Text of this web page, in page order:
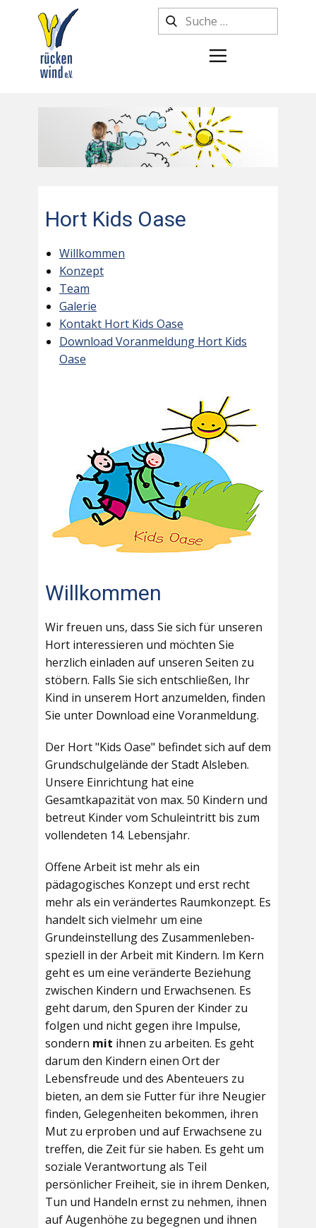
Hort Kids Oase
Willkommen
Konzept
Team
Galerie
Kontakt Hort Kids Oase
Download Voranmeldung Hort Kids
Oase
Willkommen
Wir freuen uns, dass Sie sich für unseren
Hort interessieren und möchten Sie
herzlich einladen auf unseren Seiten zu
stöbern. Falls Sie sich entschließen, Ihr
Kind in unserem Hort anzumelden, finden
Sie unter Download eine Voranmeldung.
Der Hort "Kids Oase" befindet sich auf dem
Grundschulgelände der Stadt Alsleben.
Unsere Einrichtung hat eine
Gesamtkapazität von max. 50 Kindern und
betreut Kinder vom Schuleintritt bis zum
vollendeten 14. Lebensjahr.
Offene Arbeit ist mehr als ein
pädagogisches Konzept und erst recht
mehr als ein verändertes Raumkonzept. Es
handelt sich vielmehr um eine
Grundeinstellung des Zusammenleben-
speziell in der Arbeit mit Kindern. Im Kern
geht es um eine veränderte Beziehung
zwischen Kindern und Erwachsenen. Es
geht darum, den Spuren der Kinder zu
folgen und nicht gegen ihre Impulse,
sondern mit ihnen zu arbeiten. Es geht
darum den Kindern einen Ort der
Lebensfreude und des Abenteuers zu
bieten, an dem sie Futter für ihre Neugier
finden, Gelegenheiten bekommen, ihren
Mut zu erproben und auf Erwachsene zu
treffen, die Zeit für sie haben. Es geht um
soziale Verantwortung als Teil
persönlicher Freiheit, sie in ihrem Denken,
Tun und Handeln ernst zu nehmen, ihnen
auf Augenhöhe zu begegnen und ihnen